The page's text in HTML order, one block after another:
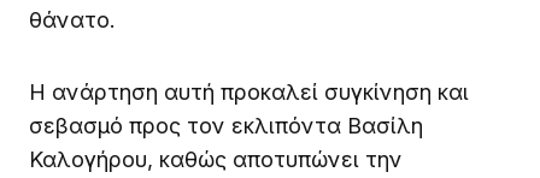
θάνατο.
Η ανάρτηση αυτή προκαλεί συγκίνηση και
σεβασμό προς τον εκλιπόντα Βασίλη
Καλογήρου, καθώς αποτυπώνει την